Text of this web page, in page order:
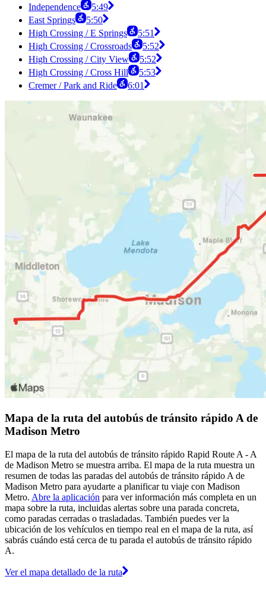
Independence
5:49
East Springs
5:50
High Crossing / E Springs
5:51
High Crossing / Crossroads
5:52
High Crossing / City View
5:52
High Crossing / Cross Hill
5:53
Cremer / Park and Ride
6:01
Mapa de la ruta del autobús de tránsito rápido A de
Madison Metro
El mapa de la ruta del autobús de tránsito rápido Rapid Route A - A
de Madison Metro se muestra arriba. El mapa de la ruta muestra un
resumen de todas las paradas del autobús de tránsito rápido A de
Madison Metro para ayudarte a planificar tu viaje con Madison
Metro. Abre la aplicación para ver información más completa en un
mapa sobre la ruta, incluidas alertas sobre una parada concreta,
como paradas cerradas o trasladadas. También puedes ver la
ubicación de los vehículos en tiempo real en el mapa de la ruta, así
sabrás cuándo está cerca de tu parada el autobús de tránsito rápido
A.
Ver el mapa detallado de la ruta